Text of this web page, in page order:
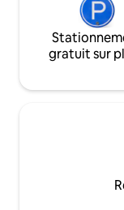
gratuit sur